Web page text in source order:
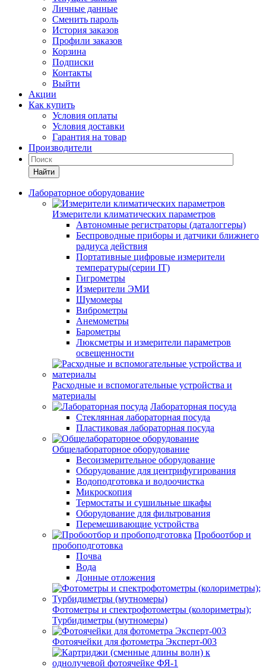
Личные данные
Сменить пароль
История заказов
Профили заказов
Корзина
Подписки
Контакты
Выйти
Акции
Как купить
Условия оплаты
Условия доставки
Гарантия на товар
Производители
Найти
Лабораторное оборудование
Измерители климатических параметров
Автономные регистраторы (даталоггеры)
Беспроводные приборы и датчики ближнего
радиуса действия
Портативные цифровые измерители
температуры(серии IT)
Гигрометры
Измерители ЭМИ
Шумомеры
Виброметры
Анемометры
Барометры
Люксметры и измерители параметров
освещенности
Расходные и вспомогательные устройства и
материалы
Лабораторная посуда
Стеклянная лабораторная посуда
Пластиковая лабораторная посуда
Общелабораторное оборудование
Весоизмерительное оборудование
Оборудование для центрифугирования
Водоподготовка и водоочистка
Микроскопия
Термостаты и сушильные шкафы
Оборудование для фильтрования
Перемешивающие устройства
Пробоотбор и
пробоподготовка
Почва
Вода
Донные отложения
Фотометры и спектрофотометры (колориметры);
Турбидиметры (мутномеры)
Фотоячейки для фотометра Эксперт-003